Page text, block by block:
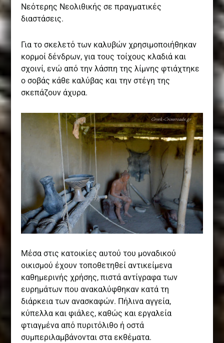
Νεότερης Νεολιθικής σε πραγματικές
διαστάσεις.
Για το σκελετό των καλυβών χρησιμοποιήθηκαν
κορμοί δένδρων, για τους τοίχους κλαδιά και
σχοινί, ενώ από την λάσπη της λίμνης φτιάχτηκε
ο σοβάς κάθε καλύβας και την στέγη της
σκεπάζουν άχυρα.
Μέσα στις κατοικίες αυτού του μοναδικού
οικισμού έχουν τοποθετηθεί αντικείμενα
καθημερινής χρήσης, πιστά αντίγραφα των
ευρημάτων που ανακαλύφθηκαν κατά τη
διάρκεια των ανασκαφών. Πήλινα αγγεία,
κύπελλα και φιάλες, καθώς και εργαλεία
φτιαγμένα από πυριτόλιθο ή οστά
συμπεριλαμβάνονται στα εκθέματα.